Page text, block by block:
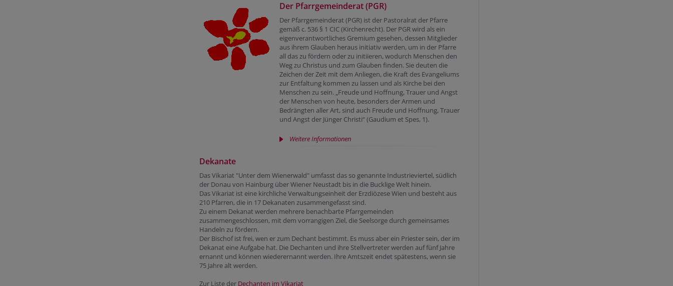
Der Pfarrgemeinderat (PGR)
Der Pfarrgemeinderat (PGR) ist der Pastoralrat der Pfarre
gemäß c. 536 § 1 CIC (Kirchenrecht). Der PGR wird als ein
eigenverantwortliches Gremium gesehen, dessen Mitglieder
aus ihrem Glauben heraus initiativ werden, um in der Pfarre
all das zu fördern oder zu initiieren, wodurch Menschen den
Weg zu Christus und zum Glauben finden. Sie deuten die
Zeichen der Zeit mit dem Anliegen, die Kraft des Evangeliums
zur Entfaltung kommen zu lassen und als Kirche bei den
Menschen zu sein. „Freude und Hoffnung, Trauer und Angst
der Menschen von heute, besonders der Armen und
Bedrängten aller Art, sind auch Freude und Hoffnung, Trauer
und Angst der Jünger Christi“ (Gaudium et Spes, 1).
Weitere Informationen
Dekanate
Das Vikariat "Unter dem Wienerwald" umfasst das so genannte Industrieviertel, südlich
der Donau von Hainburg über Wiener Neustadt bis in die Bucklige Welt hinein.
Das Vikariat ist eine kirchliche Verwaltungseinheit der Erzdiözese Wien und besteht aus
210 Pfarren, die in 17 Dekanaten zusammengefasst sind.
Zu einem Dekanat werden mehrere benachbarte Pfarrgemeinden
zusammengeschlossen, mit dem vorrangigen Ziel, die Seelsorge durch gemeinsames
Handeln zu fördern.
Der Bischof ist frei, wen er zum Dechant bestimmt. Es muss aber ein Priester sein, der im
Dekanat eine Aufgabe hat. Die Dechanten und ihre Stellvertreter werden auf fünf Jahre
ernannt und können wiederernannt werden. Ihre Amtszeit endet spätestens, wenn sie
75 Jahre alt werden.
Zur Liste der Dechanten im Vikariat